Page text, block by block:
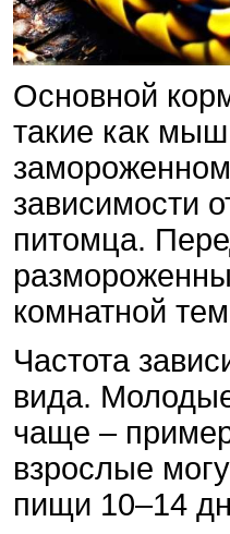
Основной
такие как
зависимости
питомца.
комнатной
Частота
вида.
чаще –
взрослые
пищи 10–14